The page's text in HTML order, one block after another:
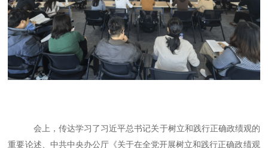
会上，传达学习了习近平总书记关于树立和践行正确政绩观的
重要论述、中共中央办公厅《关于在全党开展树立和践行正确政绩观